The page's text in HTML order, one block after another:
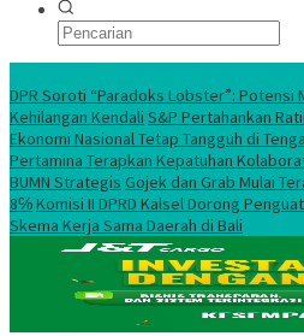
DPR Soroti “Paradoks Lobster”: Potensi
Kehilangan Kendali S&P Pertahankan
Ekonomi Nasional Tetap Tangguh di
Pertamina Terapkan Kepatuhan
BUMN Strategis Gojek dan Grab Mulai
8℅Komisi II DPRD Kalsel Dorong
Skema Kerja Sama Daerah di Bali